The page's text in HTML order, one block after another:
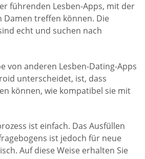
führenden Lesben-Apps, mit der
Damen treffen können. Die
echt und suchen nach
von anderen Lesben-Dating-Apps
unterscheidet, ist, dass
können, wie kompatibel sie mit
ist einfach. Das Ausfüllen
ist jedoch für neue
Auf diese Weise erhalten Sie